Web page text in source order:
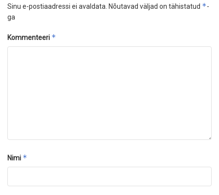
Sinu e-postiaadressi ei avaldata. Nõutavad väljad on tähistatud *-
ga
Kommenteeri *
Nimi *